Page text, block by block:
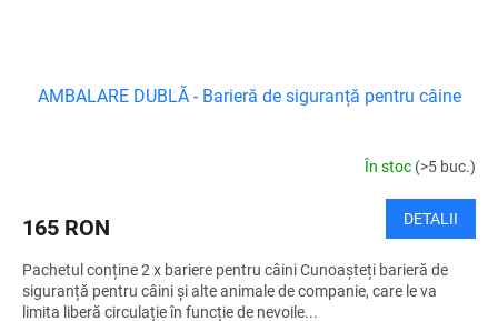
AMBALARE DUBLĂ - Barieră de siguranță pentru câine
În stoc (>5 buc.)
165 RON DETALII
Pachetul conține 2 x bariere pentru câini Cunoașteți barieră de
siguranță pentru câini și alte animale de companie, care le va
limita liberă circulație în funcție de nevoile...